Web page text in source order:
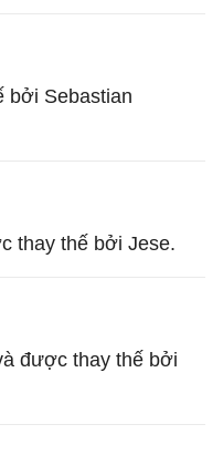
bởi Sebastian
thay thế bởi Jese.
được thay thế bởi